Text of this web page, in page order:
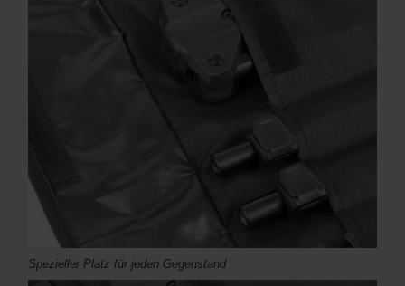
Spezieller Platz für jeden Gegenstand